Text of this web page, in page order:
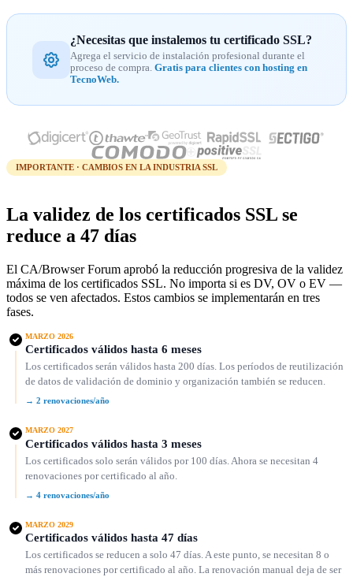
¿Necesitas que instalemos tu certificado SSL?
Agrega el servicio de instalación profesional durante el
proceso de compra. Gratis para clientes con hosting en
TecnoWeb.
IMPORTANTE · CAMBIOS EN LA INDUSTRIA SSL
La validez de los certificados SSL se
reduce a 47 días
El CA/Browser Forum aprobó la reducción progresiva de la validez
máxima de los certificados SSL. No importa si es DV, OV o EV —
todos se ven afectados. Estos cambios se implementarán en tres
fases.
MARZO 2026
Certificados válidos hasta 6 meses
Los certificados serán válidos hasta 200 días. Los períodos de reutilización
de datos de validación de dominio y organización también se reducen.
→ 2 renovaciones/año
MARZO 2027
Certificados válidos hasta 3 meses
Los certificados solo serán válidos por 100 días. Ahora se necesitan 4
renovaciones por certificado al año.
→ 4 renovaciones/año
MARZO 2029
Certificados válidos hasta 47 días
Los certificados se reducen a solo 47 días. A este punto, se necesitan 8 o
más renovaciones por certificado al año. La renovación manual deja de ser